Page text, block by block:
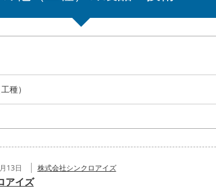
種）
13日 株式会社シンクロアイズ
アイズ